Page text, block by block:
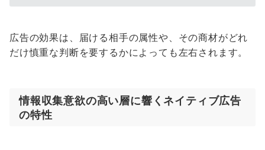
広告の効果は、届ける相手の属性や、その商材がどれ
だけ慎重な判断を要するかによっても左右されます。
情報収集意欲の高い層に響くネイティブ広告
の特性